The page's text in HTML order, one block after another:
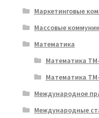
Маркетинговые
Массовые
Математика
Математика
Математика
Международное
Международные